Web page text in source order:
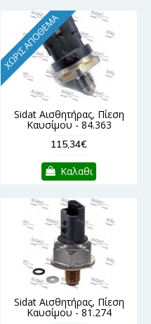
ΧΩΡΊΣ ΑΠΌΘΕΜΑ
Sidat Αισθητήρας, Πίεση
Καυσίμου - 84.363
115,34€
Καλαθι
Sidat Αισθητήρας, Πίεση
Καυσίμου - 81.274